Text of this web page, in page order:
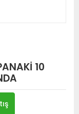
10